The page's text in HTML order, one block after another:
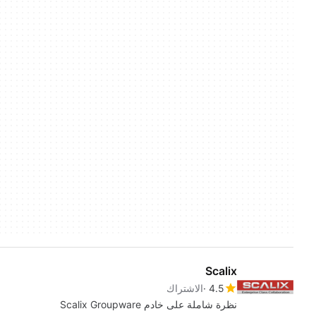
Scalix
4.5 الاشتراك
نظرة شاملة على خادم Scalix Groupware